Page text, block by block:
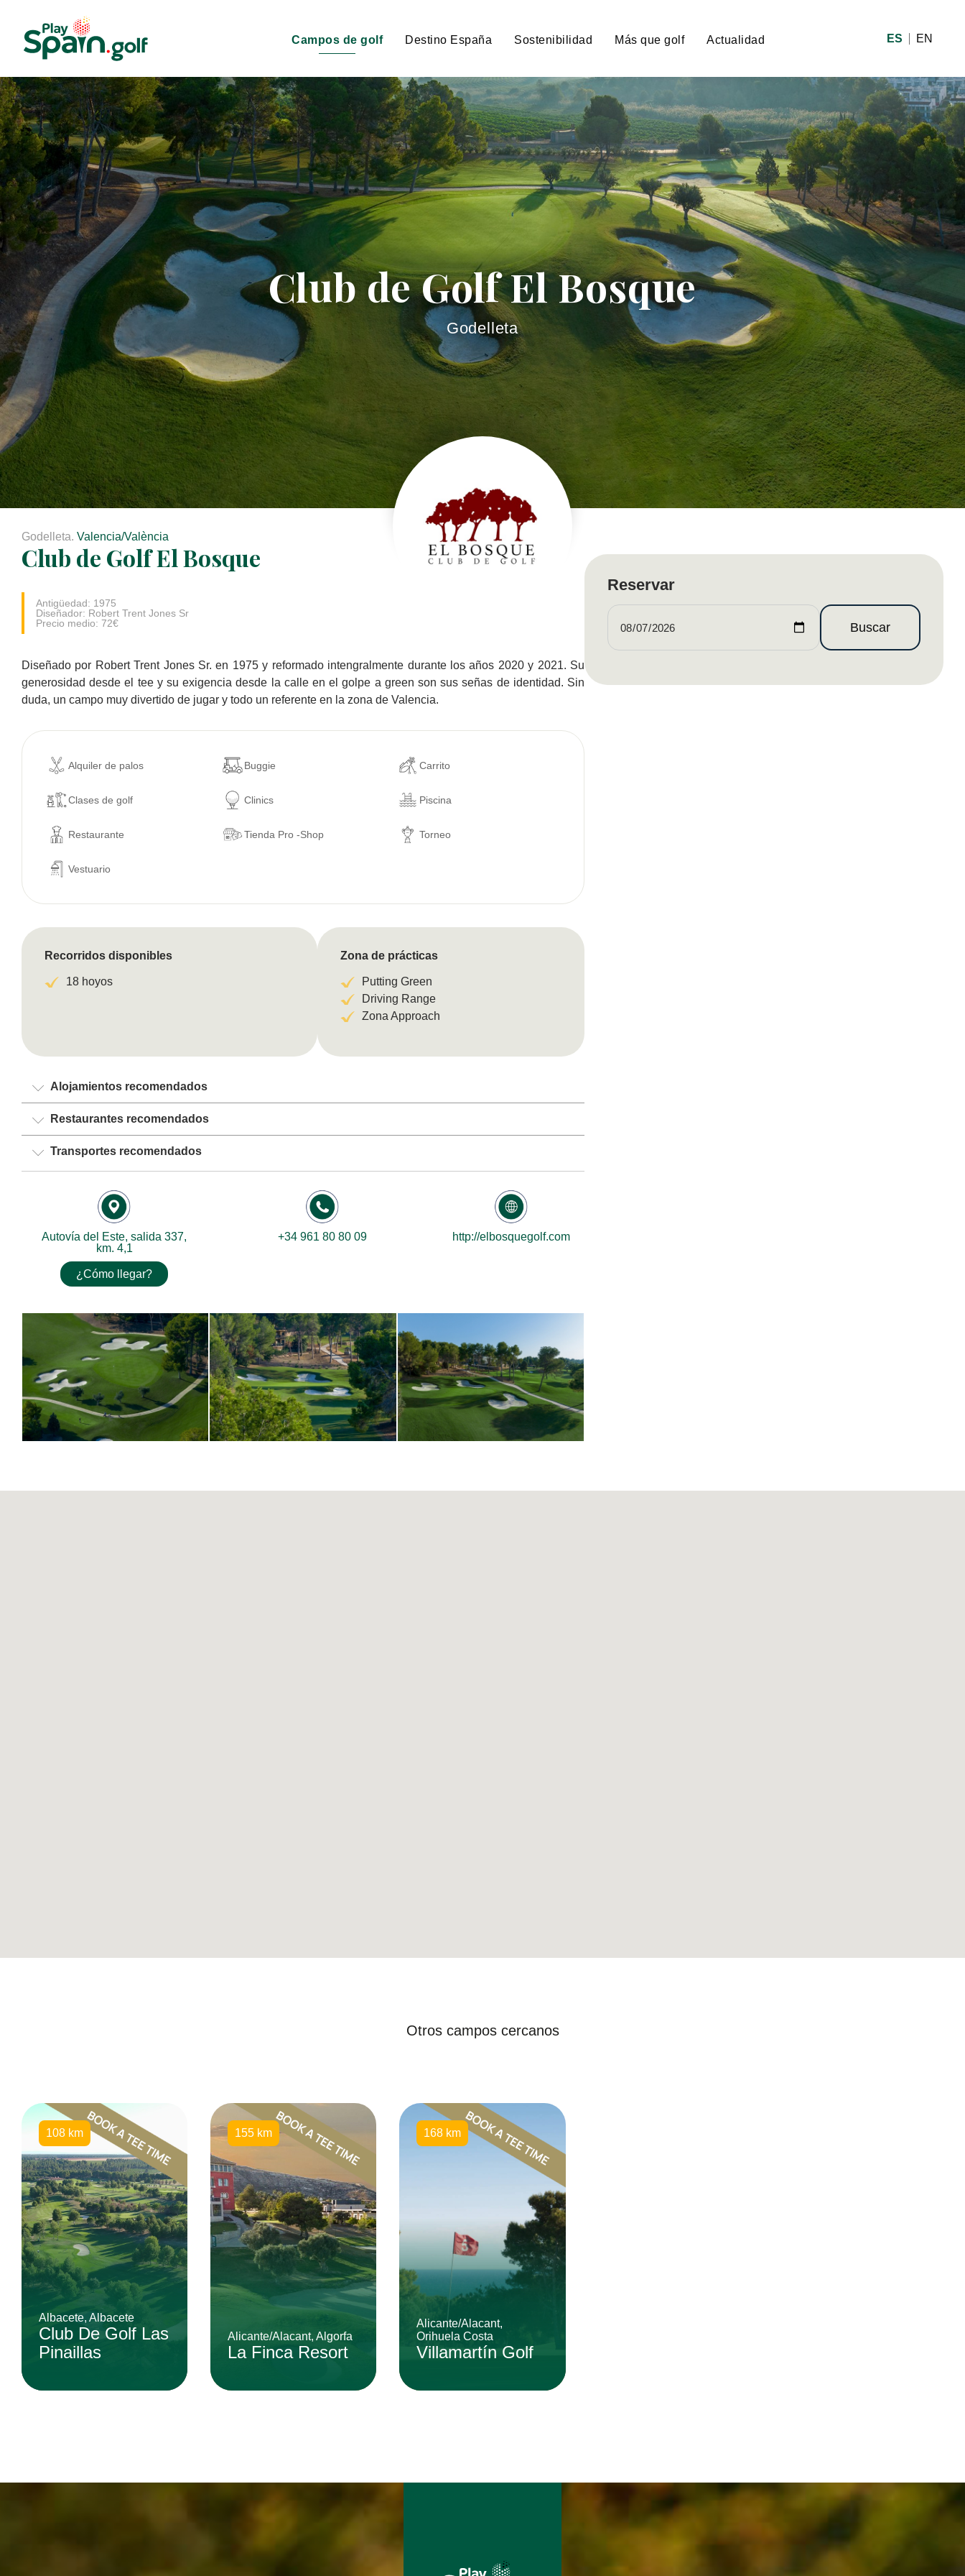
Campos de golf Destino España Sostenibilidad Más que golf Actualidad ES EN
Club de Golf El Bosque
Godelleta
Godelleta. Valencia/València
Club de Golf El Bosque
Antigüedad: 1975
Diseñador: Robert Trent Jones Sr
Precio medio: 72€
Diseñado por Robert Trent Jones Sr. en 1975 y reformado intengralmente durante los años 2020 y 2021. Su
generosidad desde el tee y su exigencia desde la calle en el golpe a green son sus señas de identidad. Sin
duda, un campo muy divertido de jugar y todo un referente en la zona de Valencia.
Alquiler de palos Buggie Carrito
Clases de golf Clinics Piscina
Restaurante Tienda Pro -Shop Torneo
Vestuario
Recorridos disponibles
18 hoyos
Zona de prácticas
Putting Green
Driving Range
Zona Approach
Alojamientos recomendados
Restaurantes recomendados
Transportes recomendados
Autovía del Este, salida 337,
km. 4,1
¿Cómo llegar?
+34 961 80 80 09 http://elbosquegolf.com
Reservar
Buscar
Otros campos cercanos
108 km
Albacete, Albacete
Club De Golf Las
Pinaillas
155 km
Alicante/Alacant, Algorfa
La Finca Resort
168 km
Alicante/Alacant,
Orihuela Costa
Villamartín Golf